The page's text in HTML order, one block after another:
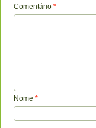
Comentário *
Nome *